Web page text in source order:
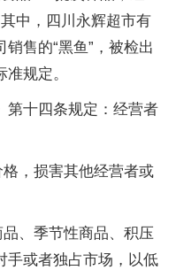
中，四川永辉超市有
售的“黑鱼”，被检出
规定。
第十四条规定：经营者
，损害其他经营者或
、季节性商品、积压
手或者独占市场，以低